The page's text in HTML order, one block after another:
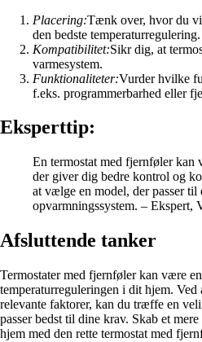
Placering:Tænk over, hvor du
den bedste temperaturregulering.
Kompatibilitet:Sikr dig, at
varmesystem.
Funktionaliteter:Vurder hvilke
f.eks. programmerbarhed eller
Eksperttip:
En termostat med fjernføler kan
der giver dig bedre kontrol og
at vælge en model, der passer
opvarmningssystem. – Ekspert,
Afsluttende tanker
Termostater med fjernføler kan være
temperaturreguleringen i dit hjem.
relevante faktorer, kan du træffe en
passer bedst til dine krav. Skab et
hjem med den rette termostat med